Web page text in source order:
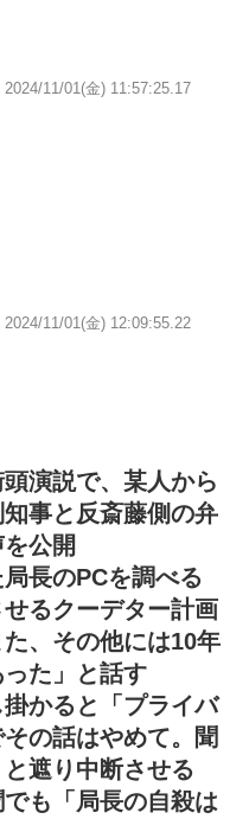
2024/11/01(金) 11:57:25.17
2024/11/01(金) 12:09:55.22
演説で、某人から
事と反斎藤側の弁
公開
長のPCを調べる
るクーデター計画
、その他には10年
た」と話す
かると「プライバ
の話はやめて。聞
遮り中断させる
も「局長の自殺は